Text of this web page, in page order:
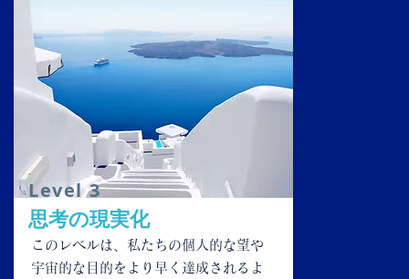
​Level 3
​思考の現実化
このレベルは、私たちの個人的な望や
宇宙的な目的をより早く達成されるよ